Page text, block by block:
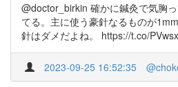
@doctor_birkin 確かに鍼灸で気胸
てる。主に使う豪針なるものが
針はダメだよね。 https://t.co/
2023-09-25 16:52:35